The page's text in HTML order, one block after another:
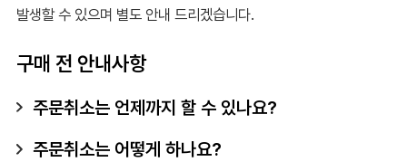
발생할 수 있으며 별도 안내 드리겠습니다.
구매 전 안내사항
주문취소는 언제까지 할 수 있나요?
주문취소는 어떻게 하나요?